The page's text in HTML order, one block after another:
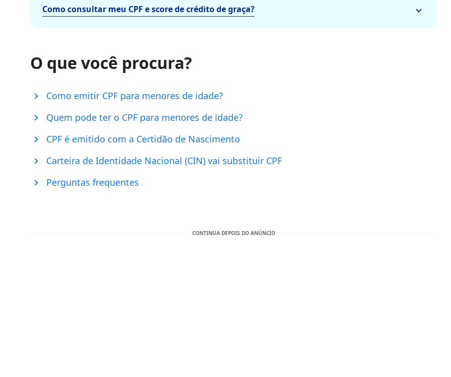
Como consultar meu CPF e score de crédito de graça?
O que você procura?
Como emitir CPF para menores de idade?
Quem pode ter o CPF para menores de idade?
CPF é emitido com a Certidão de Nascimento
Carteira de Identidade Nacional (CIN) vai substituir CPF
Perguntas frequentes